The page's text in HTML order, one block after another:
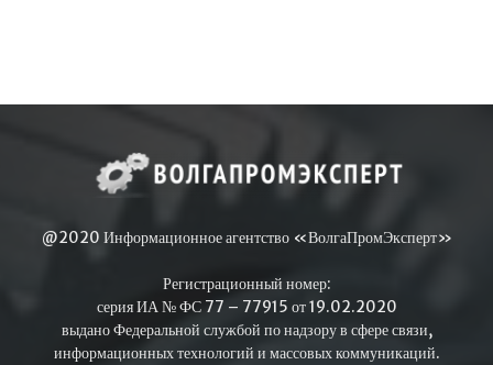
@2020 Информационное агентство «ВолгаПромЭксперт»
Регистрационный номер:
серия ИА № ФС 77 – 77915 от 19.02.2020
выдано Федеральной службой по надзору в сфере связи,
информационных технологий и массовых коммуникаций.